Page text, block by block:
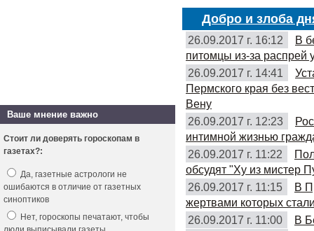
Добро и злоба
26.09.2017 г. 16:12
В
питомцы из-за распрей
26.09.2017 г. 14:41
Пермского края без
Вену
26.09.2017 г. 12:23
интимной жизнью
26.09.2017 г. 11:22
обсудят "Ху из мистер
26.09.2017 г. 11:15
В
жертвами которых
26.09.2017 г. 11:00
В
Ваше мнение важно
Стоит ли доверять гороскопам в
газетах?:
Да, газетные астрологи не
ошибаются в отличие от газетных
синоптиков
Нет, гороскопы печатают, чтобы